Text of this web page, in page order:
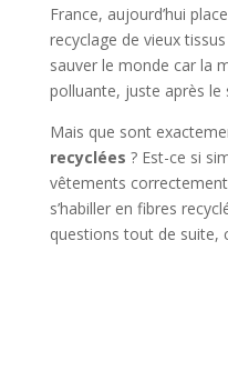
France, aujourd’hui
recyclage de vieux
sauver le monde car la
polluante, juste après le
Mais que sont
recyclées ? Est-ce si
vêtements
s’habiller en fibres
questions tout de suite,